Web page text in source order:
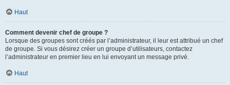
Haut
Comment devenir chef de groupe ?
Lorsque des groupes sont créés par l’administrateur, il leur est attribué un chef
de groupe. Si vous désirez créer un groupe d’utilisateurs, contactez
l’administrateur en premier lieu en lui envoyant un message privé.
Haut